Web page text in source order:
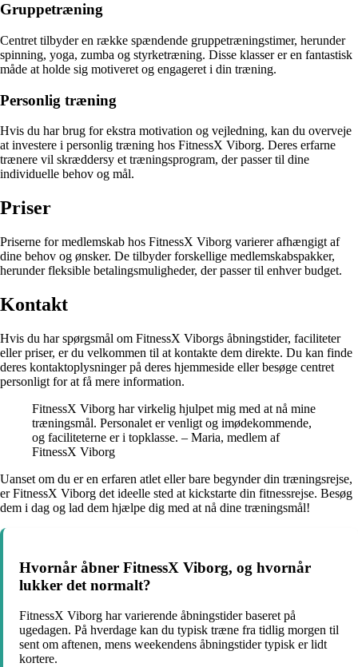
Gruppetræning
Centret tilbyder en række spændende gruppetræningstimer, herunder
spinning, yoga, zumba og styrketræning. Disse klasser er en fantastisk
måde at holde sig motiveret og engageret i din træning.
Personlig træning
Hvis du har brug for ekstra motivation og vejledning, kan du overveje
at investere i personlig træning hos FitnessX Viborg. Deres erfarne
trænere vil skræddersy et træningsprogram, der passer til dine
individuelle behov og mål.
Priser
Priserne for medlemskab hos FitnessX Viborg varierer afhængigt af
dine behov og ønsker. De tilbyder forskellige medlemskabspakker,
herunder fleksible betalingsmuligheder, der passer til enhver budget.
Kontakt
Hvis du har spørgsmål om FitnessX Viborgs åbningstider, faciliteter
eller priser, er du velkommen til at kontakte dem direkte. Du kan finde
deres kontaktoplysninger på deres hjemmeside eller besøge centret
personligt for at få mere information.
FitnessX Viborg har virkelig hjulpet mig med at nå mine
træningsmål. Personalet er venligt og imødekommende,
og faciliteterne er i topklasse. – Maria, medlem af
FitnessX Viborg
Uanset om du er en erfaren atlet eller bare begynder din træningsrejse,
er FitnessX Viborg det ideelle sted at kickstarte din fitnessrejse. Besøg
dem i dag og lad dem hjælpe dig med at nå dine træningsmål!
Hvornår åbner FitnessX Viborg, og hvornår
lukker det normalt?
FitnessX Viborg har varierende åbningstider baseret på
ugedagen. På hverdage kan du typisk træne fra tidlig morgen til
sent om aftenen, mens weekendens åbningstider typisk er lidt
kortere.